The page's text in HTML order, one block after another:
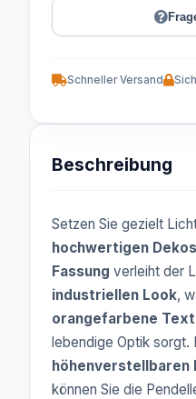
Schneller Versand
Beschreibung
Setzen Sie gezielt
hochwertigen
Fassung verleiht der
industriellen Look,
orangefarbene
lebendige Optik sorgt.
höhenverstellbaren
können Sie die